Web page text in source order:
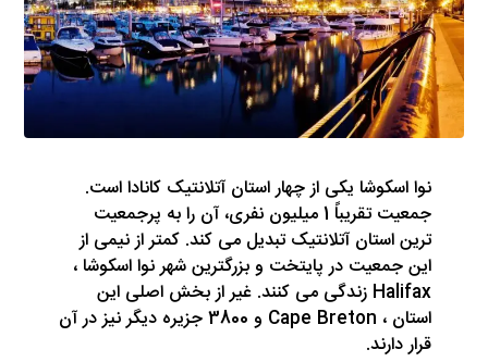
نوا اسکوشا یکی از چهار استان آتلانتیک کانادا است.
جمعیت تقریباً 1 میلیون نفری، آن را به پرجمعیت
ترین استان آتلانتیک تبدیل می کند. کمتر از نیمی از
این جمعیت در پایتخت و بزرگترین شهر نوا اسکوشا ،
Halifax زندگی می کنند. غیر از بخش اصلی این
استان ، Cape Breton و 3800 جزیره دیگر نیز در آن
قرار دارند.